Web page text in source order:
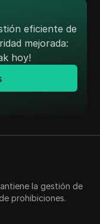
eficiente de
mejorada:
hoy!
la gestión de
prohibiciones.